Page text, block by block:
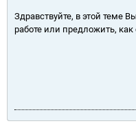
Здравствуйте, в этой теме
работе или предложить,